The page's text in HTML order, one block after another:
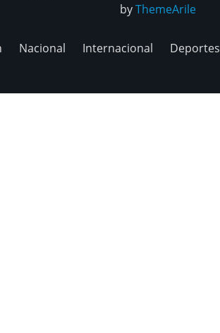
byThemeArile
Nacional Internacional Deportes